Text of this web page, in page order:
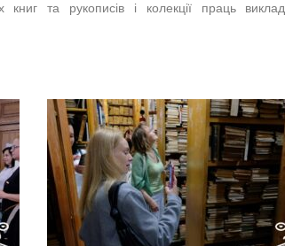
книг та рукописів і колекції праць